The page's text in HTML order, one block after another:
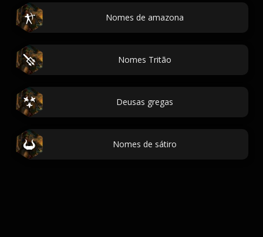
Nomes de amazona
Nomes Tritão
Deusas gregas
Nomes de sátiro